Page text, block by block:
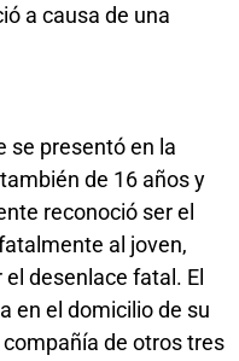
a causa de una
se presentó en la
de 16 años y
reconoció ser el
al joven,
desenlace fatal. El
en el domicilio de su
compañía de otros tres